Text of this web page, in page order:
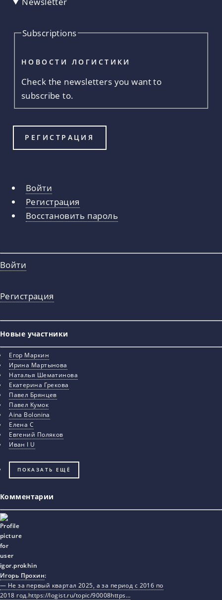
Subscriptions
НОВОСТИ ЛОГИСТИКИ
Check the newsletters you want to
subscribe to.
Главные
вкладки
Войти
Регистрация
Восстановить пароль
Войти
Регистрация
Новые участники
Егор Маркин
Ирина Мартынова
Наталья Шематинова
Екатерина Грекова
Павел Брянцев
Павел Кумок
Aina Bolonina
Елена С
Евгений Поляков
Иван I U
ПОКАЗАТЬ ЕЩЁ
Комментарии
Игорь Прохин:
— Не за первый квартал 2025, а за период с 2016 по
2018 год.https://logist.ru/topic/90008https…